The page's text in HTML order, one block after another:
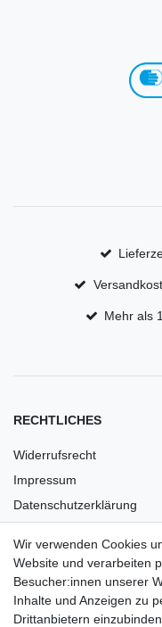
Mehr als
RECHTLICHES
Widerrufsrecht
Impressum
Datenschutzerklärung
Versandkosten
Barrierefreiheit
Anleitungen
Wir verwenden Cookies
Website und verarbeiten
Besucher:innen unserer
Inhalte und Anzeigen zu
Drittanbietern